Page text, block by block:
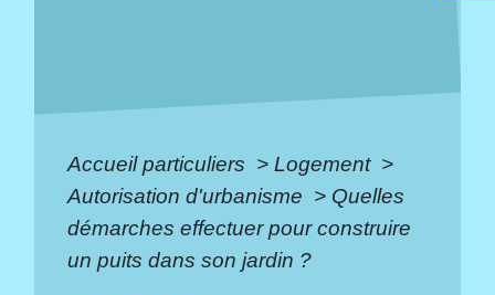
Accueil particuliers > Logement >
Autorisation d'urbanisme > Quelles
démarches effectuer pour construire
un puits dans son jardin ?